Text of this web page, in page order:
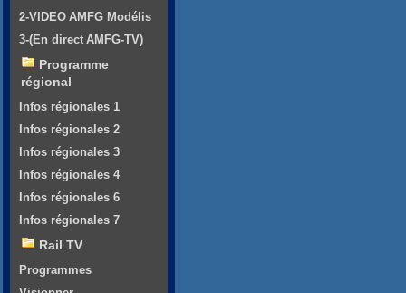
2-VIDEO AMFG Modélis
3-(En direct AMFG-TV)
Programme
régional
Infos régionales 1
Infos régionales 2
Infos régionales 3
Infos régionales 4
Infos régionales 6
Infos régionales 7
Rail TV
Programmes